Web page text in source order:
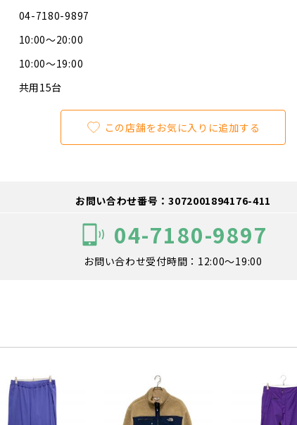
04-7180-9897
10:00～20:00
10:00～19:00
共用15台
この店舗をお気に入りに追加する
お問い合わせ番号：3072001894176-411
04-7180-9897
お問い合わせ受付時間：12:00～19:00